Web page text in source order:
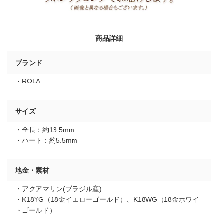
商品詳細
ブランド
・ROLA
サイズ
・全長：約13.5mm
・ハート：約5.5mm
地金・素材
・アクアマリン(ブラジル産)
・K18YG（18金イエローゴールド）、K18WG（18金ホワイ
トゴールド）